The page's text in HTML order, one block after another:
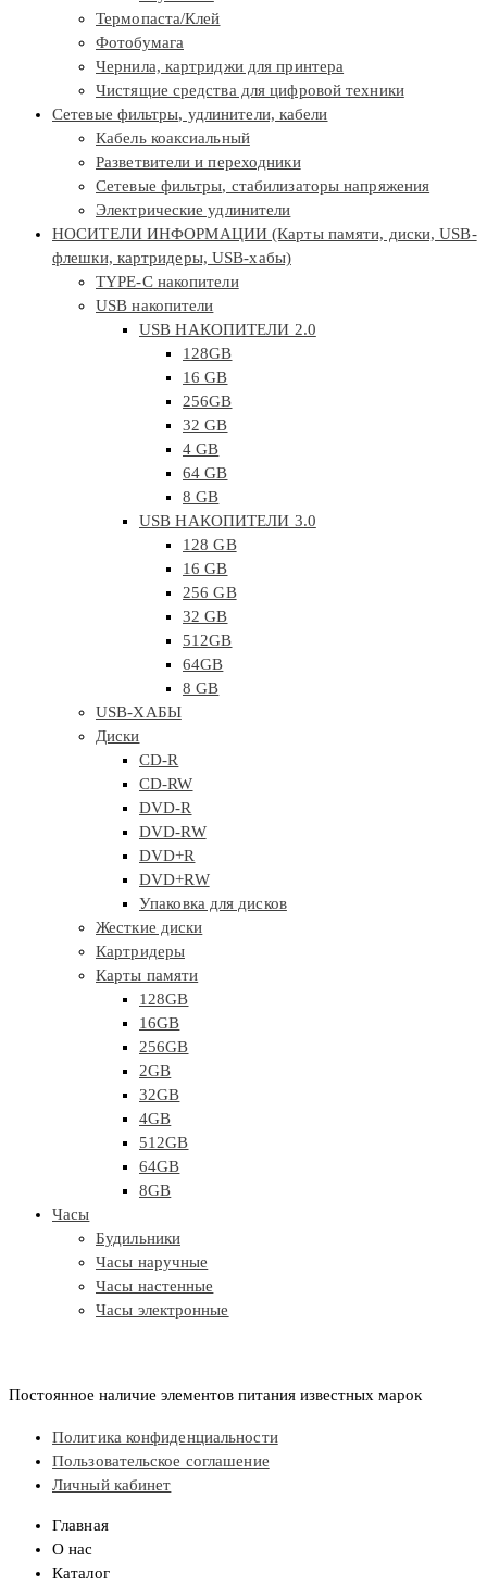
Термопаста/Клей
Фотобумага
Чернила, картриджи для принтера
Чистящие средства для цифровой техники
Сетевые фильтры, удлинители, кабели
Кабель коаксиальный
Разветвители и переходники
Сетевые фильтры, стабилизаторы напряжения
Электрические удлинители
НОСИТЕЛИ ИНФОРМАЦИИ (Карты памяти, диски, USB-
флешки, картридеры, USB-хабы)
TYPE-C накопители
USB накопители
USB НАКОПИТЕЛИ 2.0
128GB
16 GB
256GB
32 GB
4 GB
64 GB
8 GB
USB НАКОПИТЕЛИ 3.0
128 GB
16 GB
256 GB
32 GB
512GB
64GB
8 GB
USB-ХАБЫ
Диски
CD-R
CD-RW
DVD-R
DVD-RW
DVD+R
DVD+RW
Упаковка для дисков
Жесткие диски
Картридеры
Карты памяти
128GB
16GB
256GB
2GB
32GB
4GB
512GB
64GB
8GB
Часы
Будильники
Часы наручные
Часы настенные
Часы электронные
Постоянное наличие элементов питания известных марок
Политика конфиденциальности
Пользовательское соглашение
Личный кабинет
Главная
О нас
Каталог